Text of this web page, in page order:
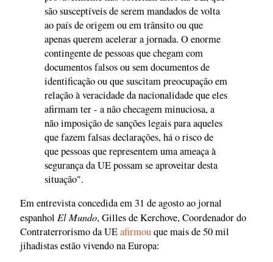
são susceptíveis de serem mandados de volta
ao país de origem ou em trânsito ou que
apenas querem acelerar a jornada. O enorme
contingente de pessoas que chegam com
documentos falsos ou sem documentos de
identificação ou que suscitam preocupação em
relação à veracidade da nacionalidade que eles
afirmam ter - a não checagem minuciosa, a
não imposição de sanções legais para aqueles
que fazem falsas declarações, há o risco de
que pessoas que representem uma ameaça à
segurança da UE possam se aproveitar desta
situação".
Em entrevista concedida em 31 de agosto ao jornal
espanhol El Mundo, Gilles de Kerchove, Coordenador do
Contraterrorismo da UEafirmouque mais de 50 mil
jihadistas estão vivendo na Europa: